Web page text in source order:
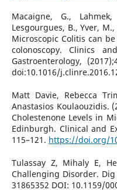
Macaigne, G.,
Lesgourgues, B., Yver,
Microscopic Colitis can
colonoscopy. Clinics
Gastroenterology,
doi:10.1016/
Matt Davie, Rebecca
Anastasios Koulaouzidis.
Cholestenone Levels in
Edinburgh. Clinical and
115–121. https://doi.org/
Tulassay Z, Mihaly E,
Challenging Disorder. Dig
31865352 DOI: 10.1159/